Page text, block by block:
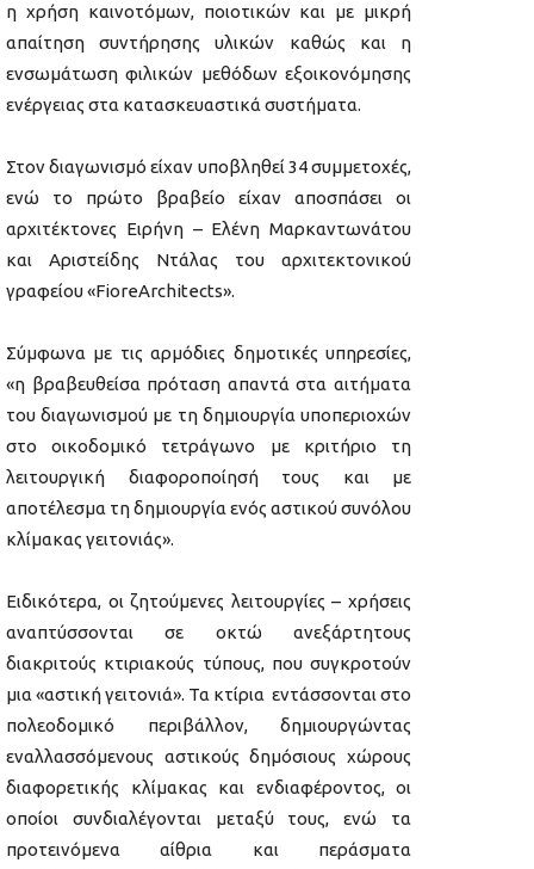
η χρήση καινοτόμων, ποιοτικών και με μικρή
απαίτηση συντήρησης υλικών καθώς και η
ενσωμάτωση φιλικών μεθόδων εξοικονόμησης
ενέργειας στα κατασκευαστικά συστήματα.
Στον διαγωνισμό είχαν υποβληθεί 34 συμμετοχές,
ενώ το πρώτο βραβείο είχαν αποσπάσει οι
αρχιτέκτονες Ειρήνη – Ελένη Μαρκαντωνάτου
και Αριστείδης Ντάλας του αρχιτεκτονικού
γραφείου «FioreArchitects».
Σύμφωνα με τις αρμόδιες δημοτικές υπηρεσίες,
«η βραβευθείσα πρόταση απαντά στα αιτήματα
του διαγωνισμού με τη δημιουργία υποπεριοχών
στο οικοδομικό τετράγωνο με κριτήριο τη
λειτουργική διαφοροποίησή τους και με
αποτέλεσμα τη δημιουργία ενός αστικού συνόλου
κλίμακας γειτονιάς».
Ειδικότερα, οι ζητούμενες λειτουργίες – χρήσεις
αναπτύσσονται σε οκτώ ανεξάρτητους
διακριτούς κτιριακούς τύπους, που συγκροτούν
μια «αστική γειτονιά». Τα κτίρια εντάσσονται στο
πολεοδομικό περιβάλλον, δημιουργώντας
εναλλασσόμενους αστικούς δημόσιους χώρους
διαφορετικής κλίμακας και ενδιαφέροντος, οι
οποίοι συνδιαλέγονται μεταξύ τους, ενώ τα
προτεινόμενα αίθρια και περάσματα